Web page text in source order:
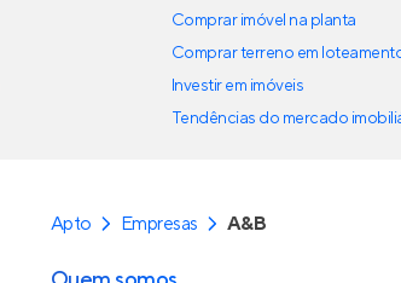
Comprar imóvel na planta
Comprar terreno em
Investir em imóveis
Tendências do mercado
Apto Empresas A&B